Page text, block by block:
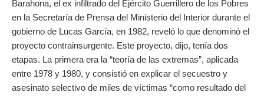
Barahona, el ex infiltrado del Ejército Guerrillero de los Pobres
en la Secretaría de Prensa del Ministerio del Interior durante el
gobierno de Lucas García, en 1982, reveló lo que denominó el
proyecto contrainsurgente. Este proyecto, dijo, tenía dos
etapas. La primera era la “teoría de las extremas”, aplicada
entre 1978 y 1980, y consistió en explicar el secuestro y
asesinato selectivo de miles de víctimas “como resultado del